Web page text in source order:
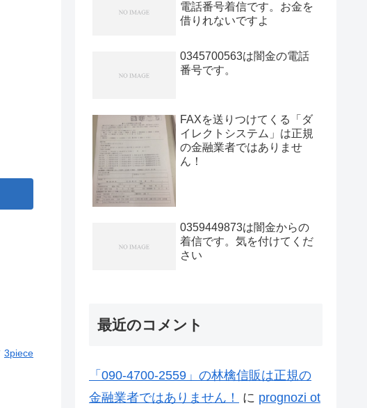
3piece
電話番号着信です。お金を
借りれないですよ
0345700563は闇金の電話
番号です。
FAXを送りつけてくる「ダ
イレクトシステム」は正規
の金融業者ではありませ
ん！
0359449873は闇金からの
着信です。気を付けてくだ
さい
最近のコメント
「090-4700-2559」の林檎信販は正規の
金融業者ではありません！
に prognozi ot